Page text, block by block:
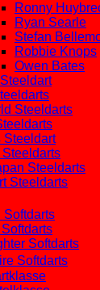
Ronny
Ryan Searle
Stefan
Robbie Knops
Owen Bates
Steeldarts
Steeldart
Steeldarts
Steeldarts
Softdarts
Softdarts
Softdarts